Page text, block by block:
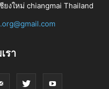
ยงใหม่ chiangmai Thailand
รา